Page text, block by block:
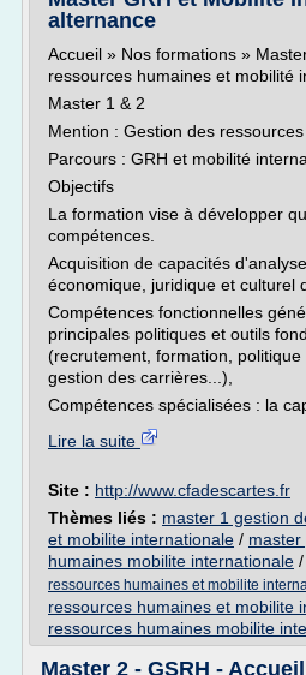
alternance
Accueil » Nos formations »
ressources humaines et mobilité
Master 1 & 2
Mention : Gestion des
Parcours : GRH et mobilité
Objectifs
La formation vise à développer
compétences.
Acquisition de capacités
économique, juridique et culturel
Compétences fonctionnelles
principales politiques et outils
(recrutement, formation, politique
gestion des carrières...),
Compétences spécialisées : la
Lire la suite
Site : http://www.cfadescartes.fr
Thèmes liés : master 1 gestion
et mobilite internationale / master
humaines mobilite internationale /
ressources humaines et mobilite
ressources humaines et mobilite
ressources humaines mobilite
Master 2 - GSRH - Accueil